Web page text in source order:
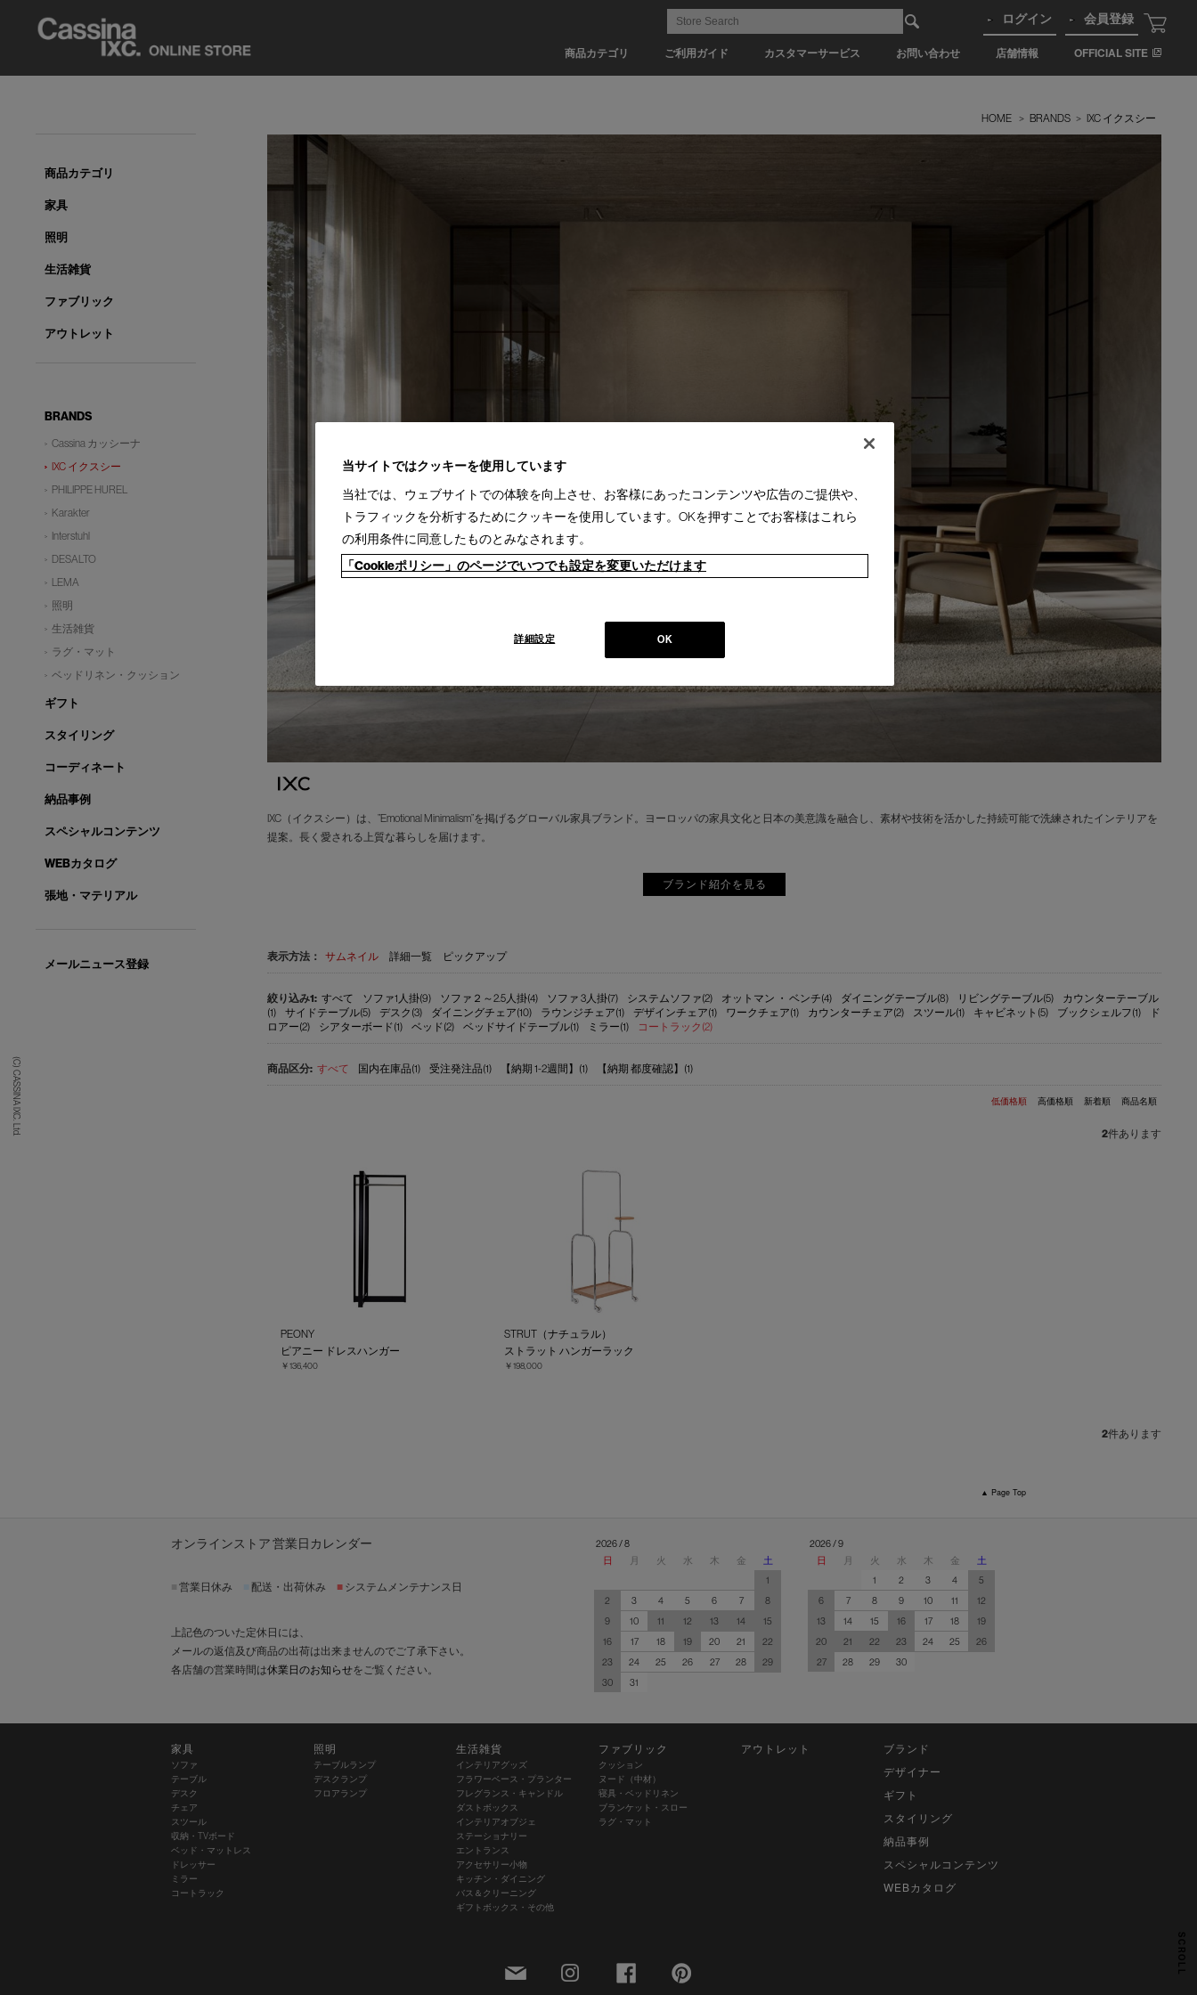
商品カテゴリ ご利用ガイド カスタマーサービス お問い合わせ 店舗情報 OFFICIAL SITE
ログイン 会員登録
(C) CASSINA IXC. Ltd.
SCROLL
HOME > BRANDS > IXC イクスシー
IXC（イクスシー）は、”Emotional Minimalism”を掲げるグローバル家具ブランド。ヨーロッパの家具文化と日本の美意識を融合し、素材や技術を活かした持続可能で洗練されたインテリアを
提案。長く愛される上質な暮らしを届けます。
ブランド紹介を見る
表示方法： サムネイル 詳細一覧 ピックアップ
すべて ソファ1人掛(9) ソファ２～2.5人掛(4) ソファ 3人掛(7) システムソファ(2) オットマン ・ ベンチ(4) ダイニングテーブル(8) リビングテーブル(5)
カウンターテーブル
(1)
サイドテーブル(5) デスク(3) ダイニングチェア(10) ラウンジチェア(1) デザインチェア(1) ワークチェア(1) カウンターチェア(2) スツール(1) キャビネット(5) ブックシェルフ(1)
ド
ロアー(2)
シアターボード(1) ベッド(2) ベッドサイドテーブル(1) ミラー(1) コートラック(2)
すべて 国内在庫品(1) 受注発注品(1) 【納期 1-2週間】(1) 【納期 都度確認】(1)
低価格順 高価格順 新着順 商品名順
2件あります
PEONY
ピアニー ドレスハンガー
￥136,400
STRUT（ナチュラル）
ストラット ハンガーラック
￥198,000
2件あります
商品カテゴリ
家具
照明
生活雑貨
ファブリック
アウトレット
BRANDS
Cassina カッシーナ
IXC イクスシー
PHILIPPE HUREL
Karakter
Interstuhl
DESALTO
LEMA
照明
生活雑貨
ラグ・マット
ベッドリネン・クッション
ギフト
スタイリング
コーディネート
納品事例
スペシャルコンテンツ
WEBカタログ
張地・マテリアル
メールニュース登録
▲ Page Top
オンラインストア 営業日カレンダー
営業日休み 配送・出荷休み ■ システムメンテナンス日
上記色のついた定休日には、
メールの返信及び商品の出荷は出来ませんのでご了承下さい。
各店舗の営業時間は休業日のお知らせをご覧ください。
2026 / 8
日
月 火 水 木 金
土
1
2
3 4 5 6 7
8
9
10 11 12 13 14
15
16
17 18 19 20 21
22
23
24 25 26 27 28
29
30
31
2026 / 9
日
月 火 水 木 金
土
1
2 3 4
5
6
7 8 9 10 11
12
13
14 15 16 17 18
19
20
21 22 23 24 25
26
27
28 29 30
家具
ソファ
テーブル
デスク
チェア
スツール
収納・TVボード
ベッド・マットレス
ドレッサー
ミラー
コートラック
照明
テーブルランプ
デスクランプ
フロアランプ
生活雑貨
インテリアグッズ
フラワーベース・プランター
フレグランス・キャンドル
ダストボックス
インテリアオブジェ
ステーショナリー
エントランス
アクセサリー小物
キッチン・ダイニング
バス＆クリーニング
ギフトボックス・その他
ファブリック
クッション
ヌード（中材）
寝具・ベッドリネン
ブランケット・スロー
ラグ・マット
アウトレット
ブランド
デザイナー
ギフト
スタイリング
納品事例
スペシャルコンテンツ
WEBカタログ
当サイトではクッキーを使用しています
当社では、ウェブサイトでの体験を向上させ、お客様にあったコンテンツや広告のご提供や、
トラフィックを分析するためにクッキーを使用しています。OKを押すことでお客様はこれら
の利用条件に同意したものとみなされます。
「Cookieポリシー」のページでいつでも設定を変更いただけます
OK
詳細設定